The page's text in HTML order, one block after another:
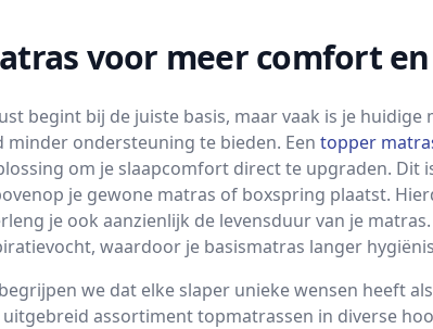
voor meer comfort
begint bij de juiste basis, maar vaak is je
minder ondersteuning te bieden. Een topper
om je slaapcomfort direct te upgraden. Dit
je gewone matras of boxspring plaatst.
je ook aanzienlijk de levensduur van je
waardoor je basismatras langer
we dat elke slaper unieke wensen heeft
uitgebreid assortiment topmatrassen in diverse